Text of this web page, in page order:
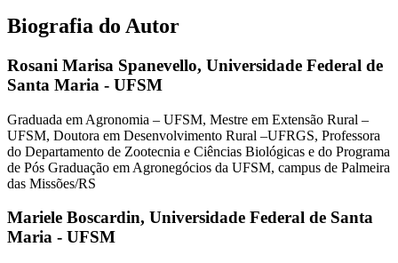
Biografia do Autor
Rosani Marisa Spanevello, Universidade Federal de
Santa Maria - UFSM
Graduada em Agronomia – UFSM, Mestre em Extensão Rural –
UFSM, Doutora em Desenvolvimento Rural –UFRGS, Professora
do Departamento de Zootecnia e Ciências Biológicas e do Programa
de Pós Graduação em Agronegócios da UFSM, campus de Palmeira
das Missões/RS
Mariele Boscardin, Universidade Federal de Santa
Maria - UFSM